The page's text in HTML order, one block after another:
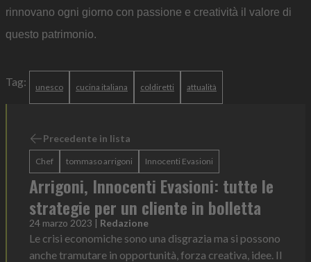
rinnovano ogni giorno con passione e creatività il valore di
questo patrimonio.
Tag: unesco cucina italiana coldiretti attualità
Precedente in lista
Chef tommaso arrigoni Innocenti Evasioni
Arrigoni, Innocenti Evasioni: tutte le
strategie per un cliente in bolletta
24 marzo 2023 | Redazione
Le crisi economiche sono una disgrazia ma si possono
anche tramutare in opportunità, forza creativa, idee. Il